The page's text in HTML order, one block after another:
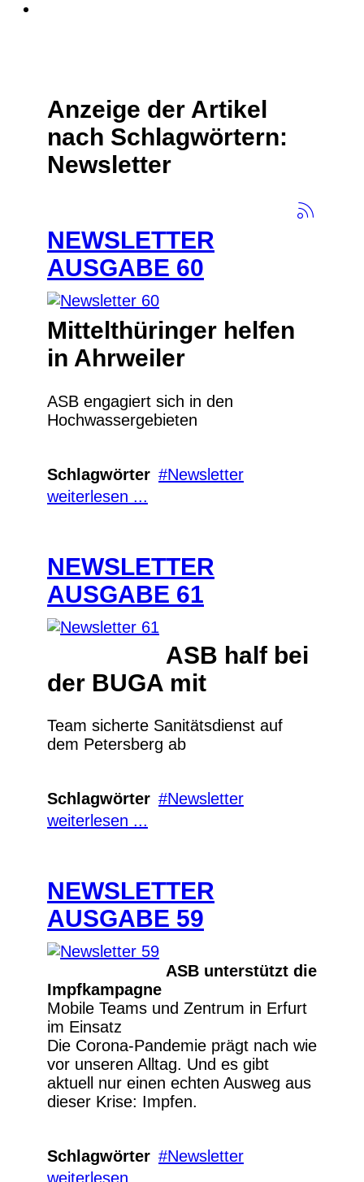
Anzeige der Artikel
nach Schlagwörtern:
Newsletter
NEWSLETTER
AUSGABE 60
Mittelthüringer helfen
in Ahrweiler
ASB engagiert sich in den
Hochwassergebieten
Schlagwörter
Newsletter
weiterlesen ...
NEWSLETTER
AUSGABE 61
ASB half bei
der BUGA mit
Team sicherte Sanitätsdienst auf
dem Petersberg ab
Schlagwörter
Newsletter
weiterlesen ...
NEWSLETTER
AUSGABE 59
ASB unterstützt die
Impfkampagne
Mobile Teams und Zentrum in Erfurt
im Einsatz
Die Corona-Pandemie prägt nach wie
vor unseren Alltag. Und es gibt
aktuell nur einen echten Ausweg aus
dieser Krise: Impfen.
Schlagwörter
Newsletter
weiterlesen ...